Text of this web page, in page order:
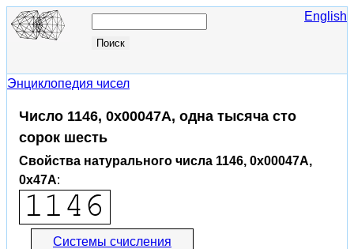
English
Энциклопедия чисел
Число 1146, 0x00047A, одна тысяча сто
сорок шесть
Свойства натурального числа 1146, 0x00047A,
0x47A:
Системы счисления